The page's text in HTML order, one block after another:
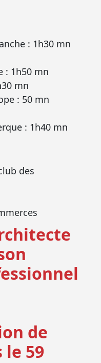
: 1h30 mn
: 1h50 mn
mn
: 50 mn
: 1h40 mn
des
de
le 59